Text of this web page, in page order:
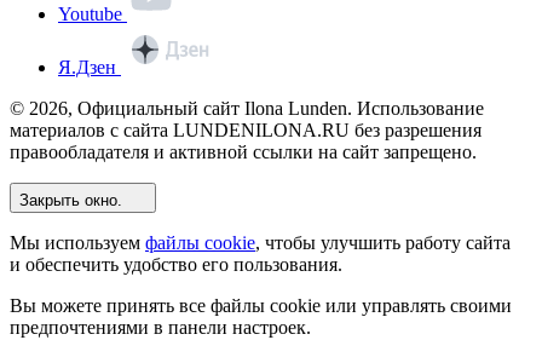
Youtube
Я.Дзен
© 2026, Официальный сайт Ilona Lunden. Использование
материалов с сайта LUNDENILONA.RU без разрешения
правообладателя и активной ссылки на сайт запрещено.
Закрыть окно.
Мы используем файлы cookie, чтобы улучшить работу сайта
и обеспечить удобство его пользования.
Вы можете принять все файлы cookie или управлять своими
предпочтениями в панели настроек.